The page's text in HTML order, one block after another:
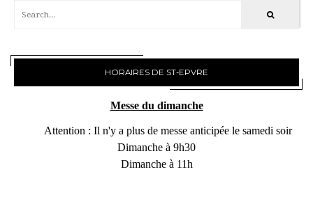
HORAIRES DE ST-EPVRE
Messe du dimanche
Attention : Il n'y a plus de messe anticipée le samedi soir
Dimanche à 9h30
Dimanche à 11h